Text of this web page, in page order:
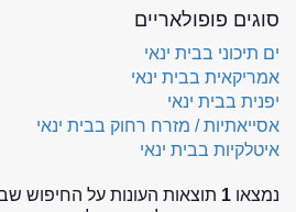
סוגים פופולאריים
ים תיכוני בבית ינאי
אמריקאית בבית ינאי
יפנית בבית ינאי
אסייאתיות / מזרח רחוק בבית ינאי
איטלקיות בבית ינאי
נמצאו 1 תוצאות העונות על החיפוש